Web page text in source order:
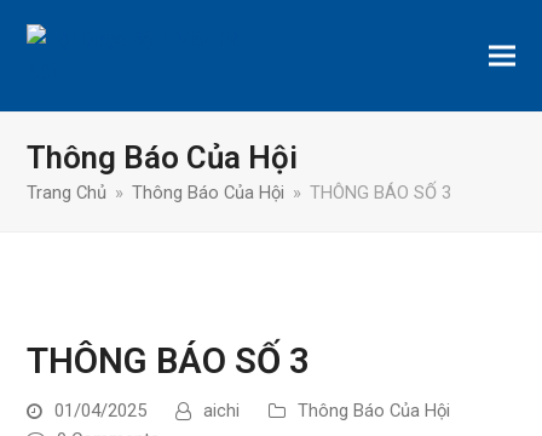
Thông Báo Của Hội
Trang Chủ » Thông Báo Của Hội » THÔNG BÁO SỐ 3
THÔNG BÁO SỐ 3
01/04/2025 aichi
Thông Báo Của Hội